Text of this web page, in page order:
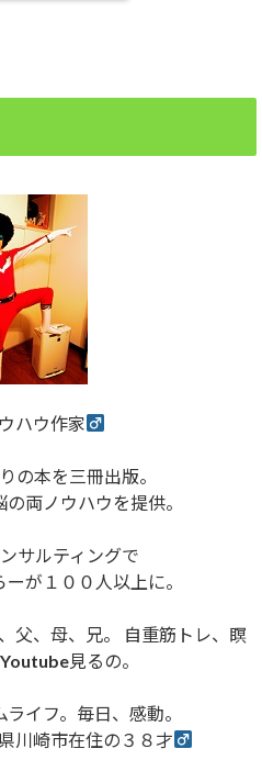
ハウ作家
の本を三冊出版。
両ノウハウを提供。
サルティングで
が１００人以上に。
父、母、兄。 自重筋トレ、瞑
見るの。
イフ。毎日、感動。
川崎市在住の３８才